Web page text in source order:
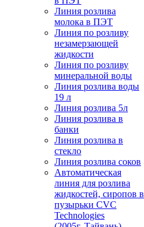
Линия розлива
молока в ПЭТ
Линия по розливу
незамерзающей
жидкости
Линия по розливу
минеральной воды
Линия розлива воды
19 л
Линия розлива 5л
Линия розлива в
банки
Линия розлива в
стекло
Линия розлива соков
Автоматическая
линия для розлива
жидкостей, сиропов в
пузырьки CVC
Technologies